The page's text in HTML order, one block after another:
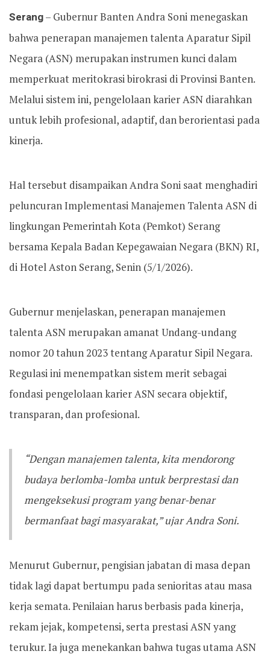
Serang– Gubernur Banten Andra Soni menegaskan
bahwa penerapan manajemen talenta Aparatur Sipil
Negara (ASN) merupakan instrumen kunci dalam
memperkuat meritokrasi birokrasi di Provinsi Banten.
Melalui sistem ini, pengelolaan karier ASN diarahkan
untuk lebih profesional, adaptif, dan berorientasi pada
kinerja.
Hal tersebut disampaikan Andra Soni saat menghadiri
peluncuran Implementasi Manajemen Talenta ASN di
lingkungan Pemerintah Kota (Pemkot) Serang
bersama Kepala Badan Kepegawaian Negara (BKN) RI,
di Hotel Aston Serang, Senin (5/1/2026).
Gubernur menjelaskan, penerapan manajemen
talenta ASN merupakan amanat Undang-undang
nomor 20 tahun 2023 tentang Aparatur Sipil Negara.
Regulasi ini menempatkan sistem merit sebagai
fondasi pengelolaan karier ASN secara objektif,
transparan, dan profesional.
“Dengan manajemen talenta, kita mendorong
budaya berlomba-lomba untuk berprestasi dan
mengeksekusi program yang benar-benar
bermanfaat bagi masyarakat,” ujar Andra Soni.
Menurut Gubernur, pengisian jabatan di masa depan
tidak lagi dapat bertumpu pada senioritas atau masa
kerja semata. Penilaian harus berbasis pada kinerja,
rekam jejak, kompetensi, serta prestasi ASN yang
terukur. Ia juga menekankan bahwa tugas utama ASN